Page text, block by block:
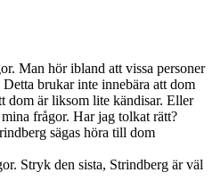
Man hör ibland att vissa personer
brukar inte innebära att dom
dom är liksom lite kändisar. Eller
frågor. Har jag tolkat rätt?
sägas höra till dom
Stryk den sista, Strindberg är väl